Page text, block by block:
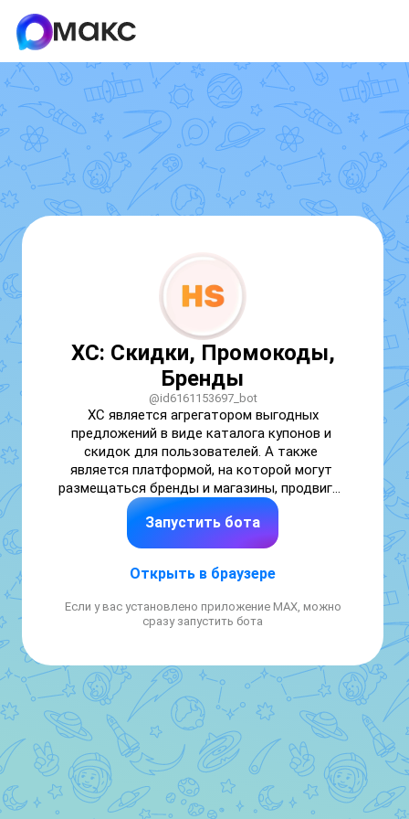
ХС: Скидки, Промокоды,
Бренды
@id6161153697_bot
ХС является агрегатором выгодных
предложений в виде каталога купонов и
скидок для пользователей. А также
является платформой, на которой могут
размещаться бренды и магазины, продвигая
свои товары
Запустить бота
Открыть в браузере
Если у вас установлено приложение MAX, можно
сразу запустить бота